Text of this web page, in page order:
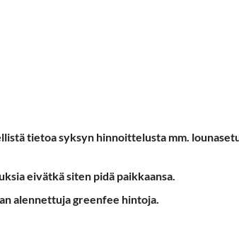
tietoa syksyn hinnoittelusta mm.
eivätkä siten pidä paikkaansa.
alennettuja greenfee hintoja.